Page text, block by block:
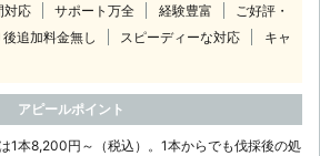
対応 サポート万全 経験豊富
ご好評・
後追加料金無し スピーディーな対応
キャ
アピールポイント
1本8,200円～（税込）。1本からでも伐採後の処